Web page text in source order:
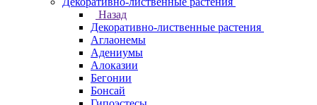
Назад
Декоративно-лиственные растения
Аглаонемы
Адениумы
Алоказии
Бегонии
Бонсай